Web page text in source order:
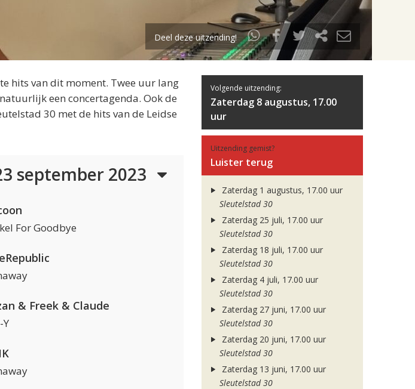
Deel deze uitzending!
hits van dit moment. Twee uur lang
een concertagenda. Ook de
30 met de hits van de Leidse
september 2023
For Goodbye
& Freek & Claude
Y
Volgende uitzending:
Zaterdag 8 augustus, 17.00
uur
Uitzending gemist?
Luister terug
Zaterdag 1 augustus, 17.00 uur
Sleutelstad 30
Zaterdag 25 juli, 17.00 uur
Sleutelstad 30
Zaterdag 18 juli, 17.00 uur
Sleutelstad 30
Zaterdag 4 juli, 17.00 uur
Sleutelstad 30
Zaterdag 27 juni, 17.00 uur
Sleutelstad 30
Zaterdag 20 juni, 17.00 uur
Sleutelstad 30
Zaterdag 13 juni, 17.00 uur
Sleutelstad 30